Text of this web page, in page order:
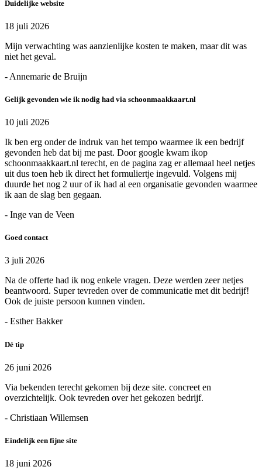
Duidelijke website
18 juli 2026
Mijn verwachting was aanzienlijke kosten te maken, maar dit was
niet het geval.
- Annemarie de Bruijn
Gelijk gevonden wie ik nodig had via schoonmaakkaart.nl
10 juli 2026
Ik ben erg onder de indruk van het tempo waarmee ik een bedrijf
gevonden heb dat bij me past. Door google kwam ikop
schoonmaakkaart.nl terecht, en de pagina zag er allemaal heel netjes
uit dus toen heb ik direct het formuliertje ingevuld. Volgens mij
duurde het nog 2 uur of ik had al een organisatie gevonden waarmee
ik aan de slag ben gegaan.
- Inge van de Veen
Goed contact
3 juli 2026
Na de offerte had ik nog enkele vragen. Deze werden zeer netjes
beantwoord. Super tevreden over de communicatie met dit bedrijf!
Ook de juiste persoon kunnen vinden.
- Esther Bakker
Dé tip
26 juni 2026
Via bekenden terecht gekomen bij deze site. concreet en
overzichtelijk. Ook tevreden over het gekozen bedrijf.
- Christiaan Willemsen
Eindelijk een fijne site
18 juni 2026